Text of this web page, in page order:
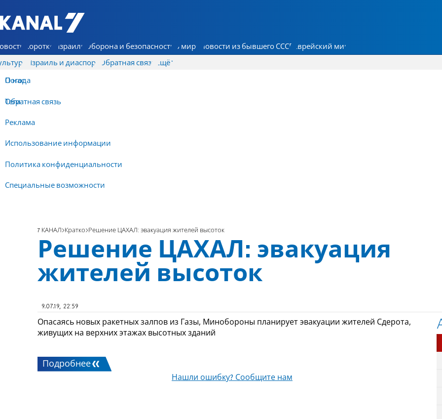
7 КАНАЛ - Аруц Шева
Коротко Израиль Оборона и безопасность В мире Новости из бывшего СССР Еврейский мир
Израиль и диаспора Обратная связь
О нас
Обратная связь
Реклама
Использование информации
Политика конфиденциальности
Специальные возможности
Ещё
Погода
Теги
7 КАНАЛ Кратко Решение ЦАХАЛ: эвакуация жителей высоток
Решение ЦАХАЛ: эвакуация
жителей высоток
9.07.19, 22:59
Опасаясь новых ракетных залпов из Газы, Минобороны планирует эвакуации жителей Сдерота,
живущих на верхних этажах высотных зданий
Подробнее
Нашли ошибку? Сообщите нам